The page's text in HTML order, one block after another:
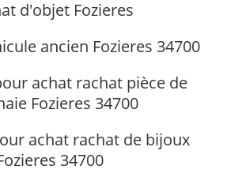
d'objet Fozieres
ancien Fozieres 34700
achat rachat pièce de
Fozieres 34700
achat rachat de bijoux
34700